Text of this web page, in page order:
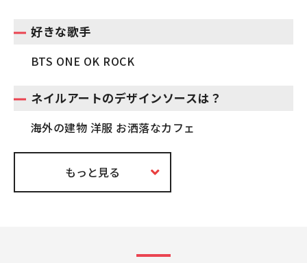
好きな歌手
BTS ONE OK ROCK
ネイルアートのデザインソースは？
海外の建物 洋服 お洒落なカフェ
もっと見る